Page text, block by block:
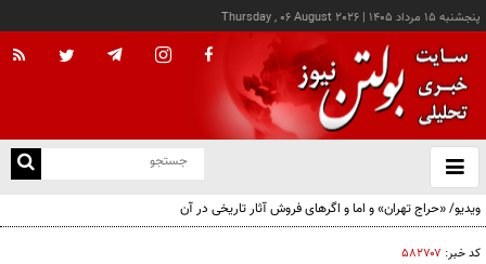
پنجشنبه ۱۵ مرداد ۱۴۰۵ |
Thursday , 06 August 2026
باز
و
ویدیو/ «حراج تهران» و اما و اگرهای فروش آثار تاریخی در آن
کد خبر: ۵۸۲۷۰۷